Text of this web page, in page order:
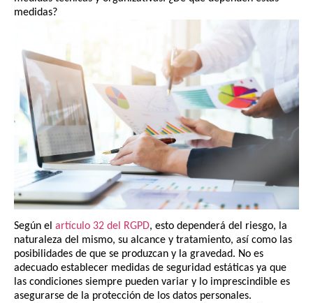
medidas?
Según el artículo 32 del RGPD, esto dependerá del riesgo, la
naturaleza del mismo, su alcance y tratamiento, así como las
posibilidades de que se produzcan y la gravedad. No es
adecuado establecer medidas de seguridad estáticas ya que
las condiciones siempre pueden variar y lo imprescindible es
asegurarse de la protección de los datos personales.